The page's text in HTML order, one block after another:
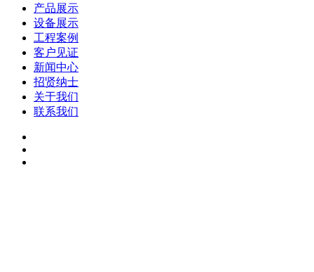
产品展示
设备展示
工程案例
客户见证
新闻中心
招贤纳士
关于我们
联系我们